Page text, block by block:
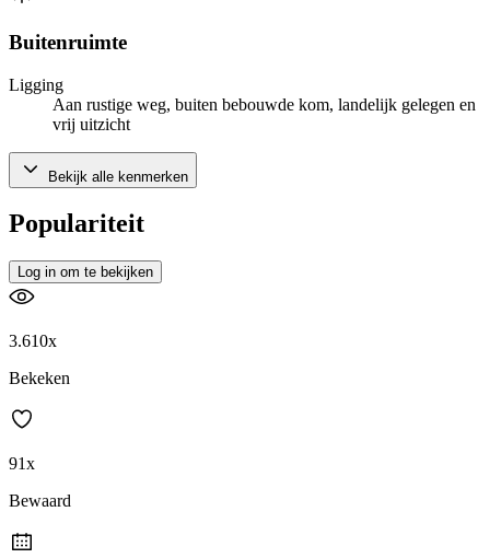
Buitenruimte
Ligging
Aan rustige weg, buiten bebouwde kom, landelijk gelegen en
vrij uitzicht
Bekijk alle kenmerken
Populariteit
Log in om te bekijken
3.610x
Bekeken
91x
Bewaard